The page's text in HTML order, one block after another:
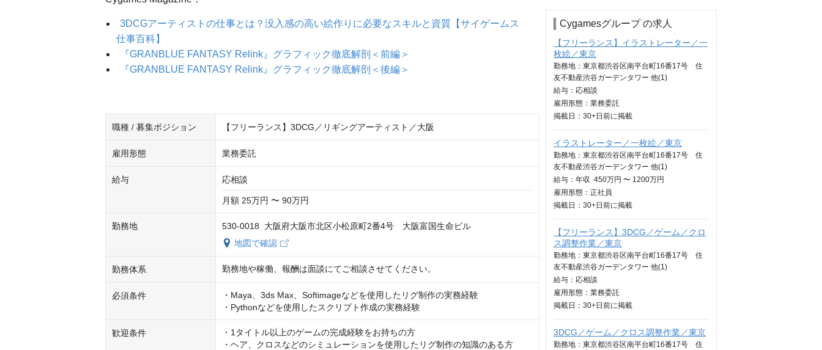
3DCGアーティストの仕事とは？没入感の高い絵作りに必要なスキルと資質【サイゲームス
仕事百科】
『GRANBLUE FANTASY Relink』グラフィック徹底解剖＜前編＞
『GRANBLUE FANTASY Relink』グラフィック徹底解剖＜後編＞
職種 / 募集ポジション 【フリーランス】3DCG／リギングアーティスト／大阪
雇用形態 業務委託
給与 応相談
月額 25万円 〜 90万円
勤務地
530-0018 大阪府大阪市北区小松原町2番4号 大阪富国生命ビル
地図で確認
勤務体系 勤務地や稼働、報酬は面談にてご相談させてください。
必須条件
・Maya、3ds Max、Softimageなどを使用したリグ制作の実務経験
・Pythonなどを使用したスクリプト作成の実務経験
歓迎条件
・1タイトル以上のゲームの完成経験をお持ちの方
・ヘア、クロスなどのシミュレーションを使用したリグ制作の知識のある方
Cygamesグループ の求人
【フリーランス】イラストレーター／一
枚絵／東京
勤務地：東京都渋谷区南平台町16番17号 住
友不動産渋谷ガーデンタワー 他(1)
給与： 応相談
雇用形態：業務委託
掲載日： 30+日 前に掲載
イラストレーター／一枚絵／東京
勤務地：東京都渋谷区南平台町16番17号 住
友不動産渋谷ガーデンタワー 他(1)
給与： 年収 450万円 〜 1200万円
雇用形態：正社員
掲載日： 30+日 前に掲載
【フリーランス】3DCG／ゲーム／クロ
ス調整作業／東京
勤務地：東京都渋谷区南平台町16番17号 住
友不動産渋谷ガーデンタワー 他(1)
給与： 応相談
雇用形態：業務委託
掲載日： 30+日 前に掲載
3DCG／ゲーム／クロス調整作業／東京
勤務地：東京都渋谷区南平台町16番17号 住